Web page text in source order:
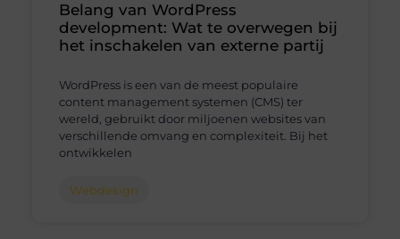
Belang van WordPress
development: Wat te overwegen bij
het inschakelen van externe partij
WordPress is een van de meest populaire
content management systemen (CMS) ter
wereld, gebruikt door miljoenen websites van
verschillende omvang en complexiteit. Bij het
ontwikkelen
Webdesign